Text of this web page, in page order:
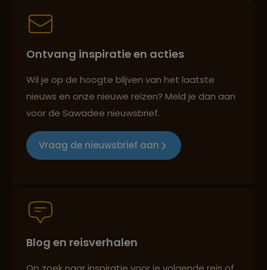
Persoonlijk en deskundig reisadvies
Reizen met oog voor mens, cultuur en milieu
Persoonlijk en deskundig reisadvies
Ontvang inspiratie en acties
Wil je op de hoogte blijven van het laatste
nieuws en onze nieuwe reizen? Meld je dan aan
voor de Sawadee nieuwsbrief.
Vraag de nieuwsbrief aan
Blog en reisverhalen